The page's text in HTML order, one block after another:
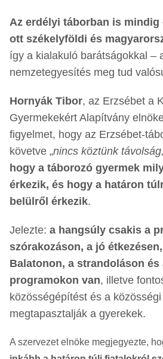
Az erdélyi táborban is mindig
ott székelyföldi és
így a kialakuló barátságokkal –
nemzetegyesítés meg tud
Hornyák Tibor, az Erzsébet a
Gyermekekért Alapítvány
figyelmet, hogy az Erzsébet-
követve „nincs köztünk távolság
hogy a táborozó gyermek
érkezik, és hogy a határon
belülről érkezik.
Jelezte: a hangsúly csakis a
szórakozáson, a jó
Balatonon, a strandoláson és
programokon van, illetve
közösségépítést és a
megtapasztalják a gyerekek.
A szervezet elnöke megjegyezte,